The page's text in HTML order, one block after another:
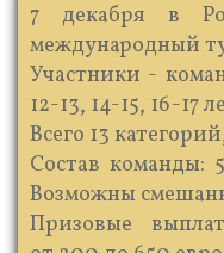
7 декабря в
международный
Участники -
12-13, 14-15, 16-17
Всего 13
Состав команды:
Возможны
Призовые